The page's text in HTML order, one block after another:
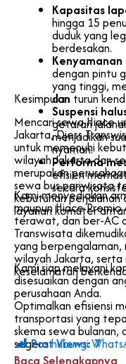
Kapasitas
hingga 15
duduk yang
berdesakan.
Kenyamanan
dengan pintu
yang tinggi,
dan turun
Suspensi
getaran
menjadikan
nyaman.
Performa
efisien
secara
Kesimpulan
Mencari sewa Hiace
Jakarta, Djess
untuk memenuhi
wilayah Jakarta dan
merupakan
sewa bus pariwisata
kebutuhan
layanan komuter
Kami menyediakan
maupun Hiace Premio
terawat, dan ber-AC
Transwisata
yang
wilayah Jakarta,
keselamatan
Kami siap melayani
disesuaikan dengan
perusahaan Anda.
Optimalkan efisiensi
transportasi yang
skema sewa
segerahubungi
Post Views: 7
Baca Selengkapnya